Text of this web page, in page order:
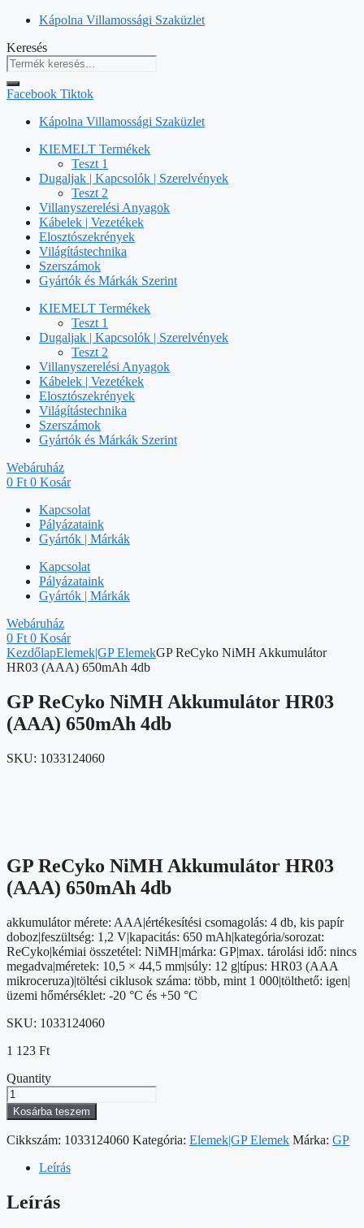
Kilépés
tartalomba
Kápolna Villamossági Szaküzlet
Keresés
Facebook Tiktok
Kápolna Villamossági Szaküzlet
KIEMELT Termékek
Teszt 1
Dugaljak | Kapcsolók | Szerelvények
Teszt 2
Villanyszerelési Anyagok
Kábelek | Vezetékek
Elosztószekrények
Világítástechnika
Szerszámok
Gyártók és Márkák Szerint
KIEMELT Termékek
Teszt 1
Dugaljak | Kapcsolók | Szerelvények
Teszt 2
Villanyszerelési Anyagok
Kábelek | Vezetékek
Elosztószekrények
Világítástechnika
Szerszámok
Gyártók és Márkák Szerint
Webáruház
0 Ft 0 Kosár
Kapcsolat
Pályázataink
Gyártók | Márkák
Kapcsolat
Pályázataink
Gyártók | Márkák
Webáruház
0 Ft 0 Kosár
KezdőlapElemek|GP ElemekGP ReCyko NiMH Akkumulátor
HR03 (AAA) 650mAh 4db
GP ReCyko NiMH Akkumulátor HR03
(AAA) 650mAh 4db
SKU: 1033124060
GP ReCyko NiMH Akkumulátor HR03
(AAA) 650mAh 4db
akkumulátor mérete: AAA|értékesítési csomagolás: 4 db, kis papír
doboz|feszültség: 1,2 V|kapacitás: 650 mAh|kategória/sorozat:
ReCyko|kémiai összetétel: NiMH|márka: GP|max. tárolási idő: nincs
megadva|méretek: 10,5 × 44,5 mm|súly: 12 g|típus: HR03 (AAA
mikroceruza)|töltési ciklusok száma: több, mint 1 000|tölthető: igen|
üzemi hőmérséklet: -20 °C és +50 °C
SKU: 1033124060
1 123 Ft
Quantity
GP
ReCyko
NiMH
Akkumulátor
(AAA)
4db
mennyiség
Kosárba teszem
Cikkszám: 1033124060 Kategória: Elemek|GP Elemek Márka: GP
Leírás
Leírás